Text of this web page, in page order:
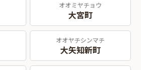
オオミヤチョウ
大宮町
オオヤチシンマチ
大矢知新町